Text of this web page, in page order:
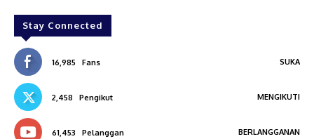
Stay Connected
16,985 Fans SUKA
2,458 Pengikut MENGIKUTI
61,453 Pelanggan BERLANGGANAN